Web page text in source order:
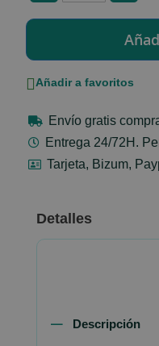
Añadir a favoritos
Envío gratis
Entrega 24/72H.
Tarjeta, Bizum,
Detalles
Descripción